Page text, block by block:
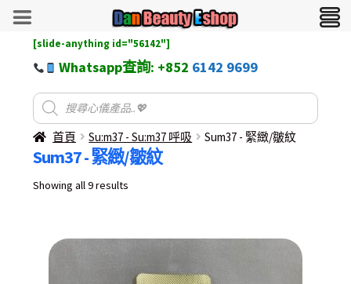
[slide-anything id="56142"]
Whatsapp查詢: +852 6142 9699
首頁 Su:m37 - Su:m37 呼吸 Sum37 - 緊緻/皺紋
Sum37 - 緊緻/皺紋
Showing all 9 resultsSorted